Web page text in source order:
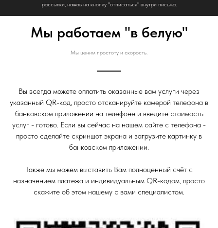
рассылки, нажав на кнопку "отписаться" внутри письма.
Мы работаем "в белую"
Мы ценим простоту и скорость.
Вы всегда можете оплатить оказанные вам услуги через
указанный QR-код, просто отсканируйте камерой телефона в
банковском приложении на телефоне и введите стоимость
услуг - готово. Если вы сейчас на нашем сайте с телефона -
просто сделайте скриншот экрана и загрузите картинку в
банковском приложении.
Также мы можем выставить Вам полноценный счёт с
назначением платежа и индивидуальным QR-кодом, просто
скажите об этом нашему с вами специалистом.